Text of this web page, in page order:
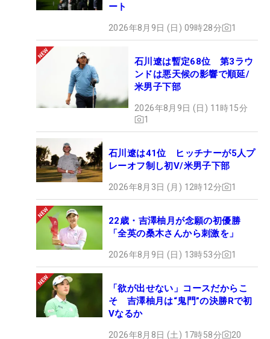
ート
2026年8月9日 (日) 09時28分 1
石川遼は暫定68位 第3ラウ
ンドは悪天候の影響で順延/
米男子下部
2026年8月9日 (日) 11時15分
1
石川遼は41位 ヒッチナーが5人プ
レーオフ制し初V/米男子下部
2026年8月3日 (月) 12時12分 1
22歳・吉澤柚月が念願の初優勝
「全英の桑木さんから刺激を」
2026年8月9日 (日) 13時53分 1
「欲が出せない」コースだからこ
そ 吉澤柚月は“鬼門”の決勝Rで初
Vなるか
2026年8月8日 (土) 17時58分 20